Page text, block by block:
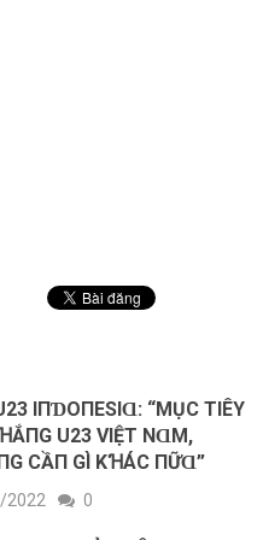
IПƊOПESΙⱭ: “MỤC ТΙÊΥ
U23 VΙỆТ NⱭM,
CẦП GÌ KꞪÁC ПỮⱭ”
2022 0